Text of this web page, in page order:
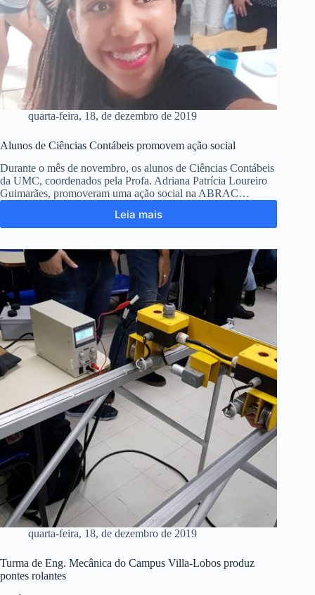
quarta-feira, 18, de dezembro de 2019
Alunos de Ciências Contábeis promovem ação social
Durante o mês de novembro, os alunos de Ciências Contábeis
da UMC, coordenados pela Profa. Adriana Patrícia Loureiro
Guimarães, promoveram uma ação social na ABRAC…
Leia mais
quarta-feira, 18, de dezembro de 2019
Turma de Eng. Mecânica do Campus Villa-Lobos produz
pontes rolantes